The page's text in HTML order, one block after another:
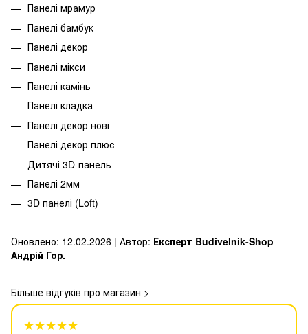
Панелі мрамур
Панелі бамбук
Панелі декор
Панелі мікси
Панелі камінь
Панелі кладка
Панелі декор нові
Панелі декор плюс
Дитячі 3D-панель
Панелі 2мм
3D панелі (Loft)
Оновлено: 12.02.2026 | Автор: Експерт Budivelnik-Shop
Андрій Гор.
Більше відгуків про магазин >
★★★★★